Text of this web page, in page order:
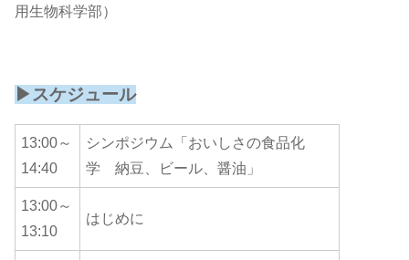
用生物科学部）
▶スケジュール
13:00～
14:40
シンポジウム「おいしさの食品化
学 納豆、ビール、醤油」
13:00～
13:10
はじめに